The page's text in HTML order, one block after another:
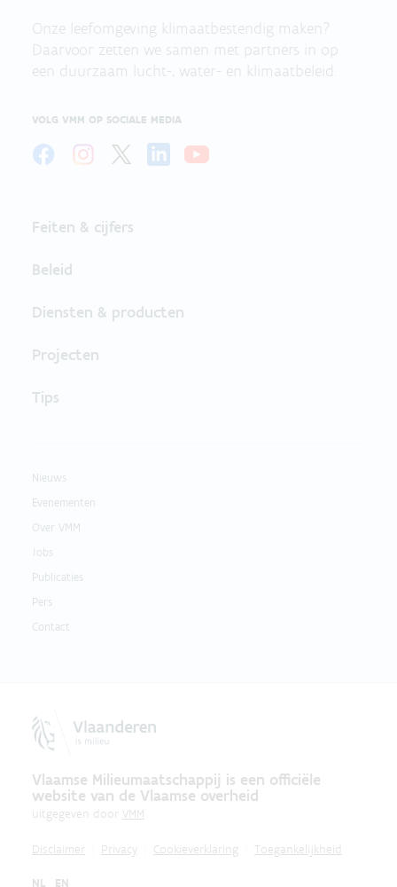
Onze leefomgeving klimaatbestendig maken?
Daarvoor zetten we samen met partners in op
een duurzaam lucht-, water- en klimaatbeleid.
VOLG VMM OP SOCIALE MEDIA
Feiten & cijfers
Beleid
Diensten & producten
Projecten
Tips
Nieuws
Evenementen
Over VMM
Jobs
Publicaties
Pers
Contact
Vlaamse Milieumaatschappij is een officiële
website van de Vlaamse overheid
uitgegeven door VMM
Disclaimer Privacy Cookieverklaring Toegankelijkheid
NL EN